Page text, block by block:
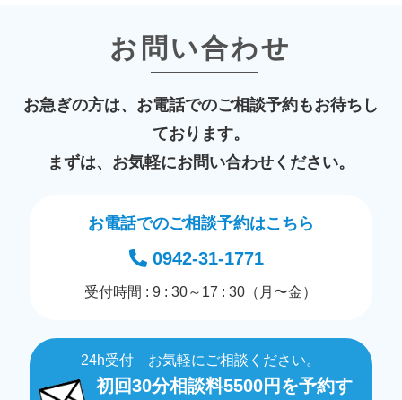
お問い合わせ
お急ぎの方は、お電話でのご相談予約もお待ちし
ております。
まずは、お気軽にお問い合わせください。
お電話でのご相談予約はこちら
0942-31-1771
受付時間 : 9 : 30～17 : 30（月〜金）
24h受付 お気軽にご相談ください。
初回30分相談料5500円を予約す